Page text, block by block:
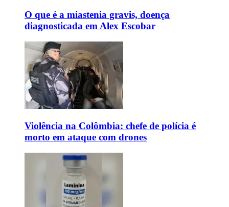
O que é a miastenia gravis, doença
diagnosticada em Alex Escobar
Violência na Colômbia: chefe de polícia é
morto em ataque com drones